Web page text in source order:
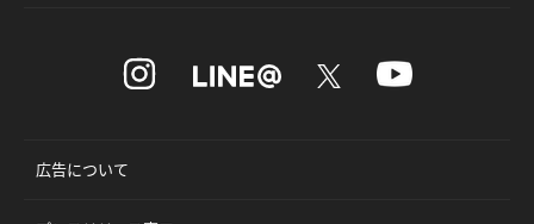
広告について